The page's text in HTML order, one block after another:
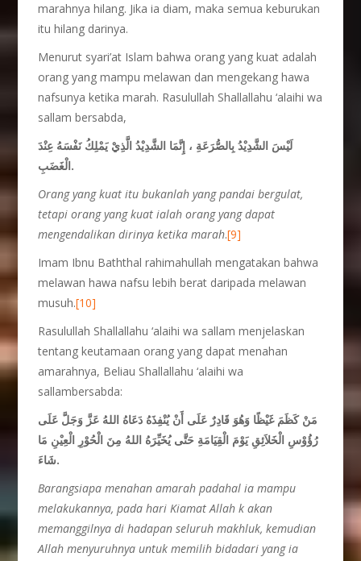
marahnya hilang. Jika ia diam, maka semua keburukan
itu hilang darinya.
Menurut syari’at Islam bahwa orang yang kuat adalah
orang yang mampu melawan dan mengekang hawa
nafsunya ketika marah. Rasulullah Shallallahu ‘alaihi wa
sallam bersabda,
لَيْسَ الشَّدِيْدُ بِالصُّرَعَةِ ، إِنَّمَا الشَّدِيْدُ الَّذِيْ يَمْلِكُ نَفْسَهُ عِنْدَ
الْغَضَبِ.
Orang yang kuat itu bukanlah yang pandai bergulat,
tetapi orang yang kuat ialah orang yang dapat
mengendalikan dirinya ketika marah.[9]
Imam Ibnu Baththal rahimahullah mengatakan bahwa
melawan hawa nafsu lebih berat daripada melawan
musuh.[10]
Rasulullah Shallallahu ‘alaihi wa sallam menjelaskan
tentang keutamaan orang yang dapat menahan
amarahnya, Beliau Shallallahu ‘alaihi wa
sallambersabda:
مَنْ كَظَمَ غَيْظًا وَهُوَ قَادِرٌ عَلَى أَنْ يُنْفِذَهُ دَعَاهُ اللهُ عَزَّ وَجَلَّ عَلَى
رُؤُوْسِ الْخَلاَئِقِ يَوْمَ الْقِيَامَةِ حَتَّى يُخَيِّرَهُ اللهُ مِنَ الْحُوْرِ الْعِيْنِ مَا
شَاءَ.
Barangsiapa menahan amarah padahal ia mampu
melakukannya, pada hari Kiamat Allah k akan
memanggilnya di hadapan seluruh makhluk, kemudian
Allah menyuruhnya untuk memilih bidadari yang ia